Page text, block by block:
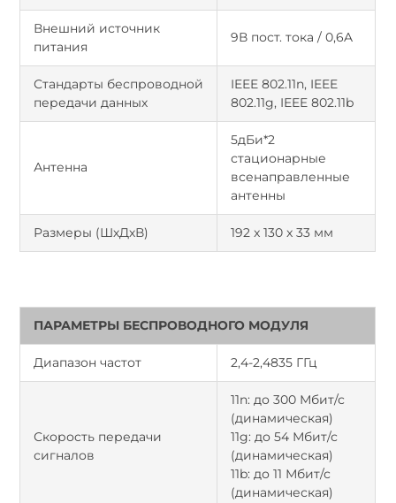
Внешний источник
питания
9В пост. тока / 0,6A
Стандарты беспроводной
передачи данных
IEEE 802.11n, IEEE
802.11g, IEEE 802.11b
Антенна
5дБи*2
стационарные
всенаправленные
антенны
Размеры (ШхДхВ) 192 x 130 x 33 мм
ПАРАМЕТРЫ БЕСПРОВОДНОГО МОДУЛЯ
Диапазон частот 2,4-2,4835 ГГц
Скороcть передачи
сигналов
11n: до 300 Мбит/с
(динамическая)
11g: до 54 Мбит/с
(динамическая)
11b: до 11 Мбит/с
(динамическая)